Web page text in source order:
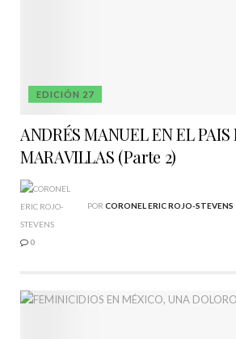
EDICIÓN 27
ANDRÉS MANUEL EN EL PAIS
MARAVILLAS (Parte 2)
POR CORONEL ERIC ROJO-STEVENS
0